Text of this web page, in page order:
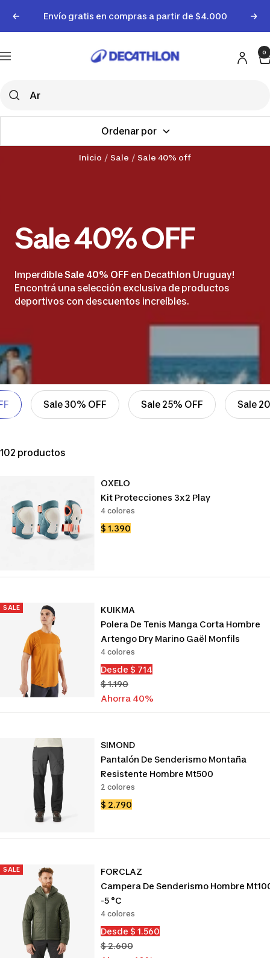
AnteriorEnvío gratis en compras a partir de $4.000
Navigación
Uruguay
0
Ordenar por
Inicio Sale Sale 40% off
Sale 40% OFF
ImperdibleSale 40% OFF en Decathlon Uruguay!
Encontrá una selección exclusiva de productos
deportivos con descuentos increíbles.
Sale 30% OFF Sale 25% OFF Sale
102 productos
OXELO
Kit Protecciones 3x2 Play
4 colores
Precio
$ 1.390
SALE
KUIKMA
Polera De Tenis Manga Corta Hombre
Artengo Dry Marino Gaël Monfils
4 colores
Precio
de
venta
Desde $ 714
Precio
normal
$ 1.190
Ahorra 40%
SIMOND
Pantalón De Senderismo Montaña
Resistente Hombre Mt500
2 colores
Precio
$ 2.790
SALE
FORCLAZ
Campera De Senderismo Hombre
-5 °c
4 colores
Precio
de
Desde $ 1.560
Precio
$ 2.600